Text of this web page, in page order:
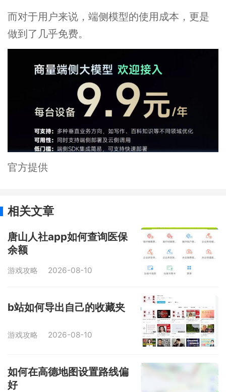
而对于用户来说，端侧模型的使用成本，更是
做到了几乎免费。
官方提供
相关文章
唐山人社app如何查询医保
余额
游戏攻略 2026-08-10
b站如何导出自己的收藏夹
游戏攻略 2026-08-10
如何在高德地图设置路线偏
好